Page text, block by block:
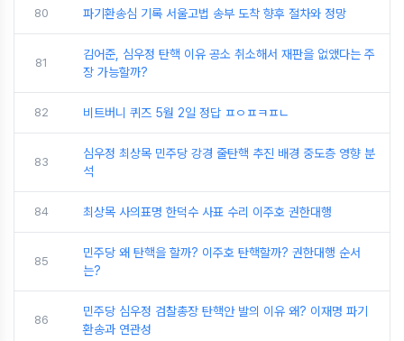
80 파기환송심 기록 서울고법 송부 도착 향후 절차와 정망
81
김어준, 심우정 탄핵 이유 공소 취소해서 재판을 없앴다는 주
장 가능할까?
82 비트버니 퀴즈 5월 2일 정답 ㅍㅇㅍㅋㅍㄴ
83
심우정 최상목 민주당 강경 줄탄핵 추진 배경 중도층 영향 분
석
84 최상목 사의표명 한덕수 사표 수리 이주호 권한대행
85
민주당 왜 탄핵을 할까? 이주호 탄핵할까? 권한대행 순서
는?
86
민주당 심우정 검찰총장 탄핵안 발의 이유 왜? 이재명 파기
환송과 연관성